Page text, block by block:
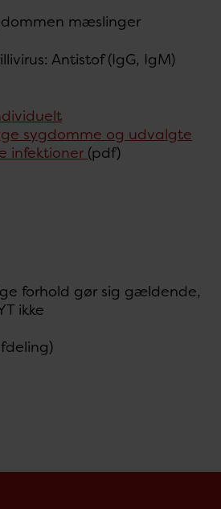
mæslinger
Antistof (IgG, IgM)
sygdomme og udvalgte
infektioner (pdf)
forhold gør sig gældende,
ikke